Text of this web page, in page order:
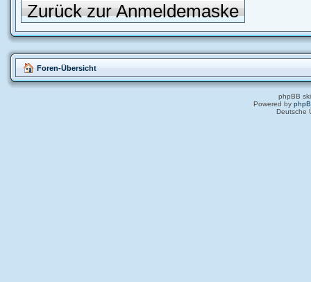
Zurück zur Anmeldemaske
Foren-Übersicht
phpBB
Powered by
Deutsche